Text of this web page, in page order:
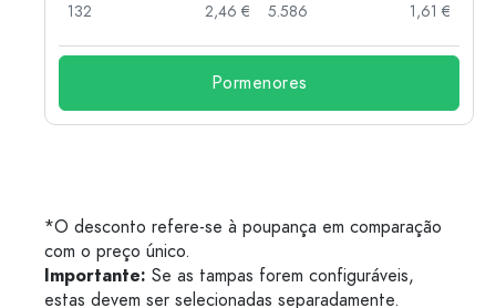
132
2,46 €
5.586
1,61 €
Pormenores
*O desconto refere-se à poupança em comparação
com o preço único.
Importante: Se as tampas forem configuráveis,
estas devem ser selecionadas separadamente.